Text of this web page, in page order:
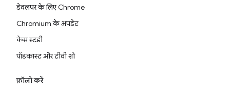
डेवलपर के लिए Chrome
Chromium के अपडेट
केस स्टडी
पॉडकास्ट और टीवी शो
फ़ॉलो करें